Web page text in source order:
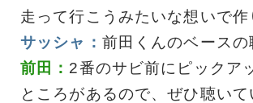
走って行こうみたいな想いで作
サッシャ： 前田くんのベースの
前田： 2番のサビ前にピックア
ところがあるので、ぜひ聴い